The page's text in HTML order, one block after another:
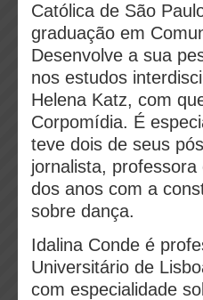
Católica de São
graduação em
Desenvolve a sua
nos estudos
Helena Katz, com
Corpomídia. É
teve dois de seus
jornalista,
dos anos com a
sobre dança.
Idalina Conde é
Universitário de
com especialidade